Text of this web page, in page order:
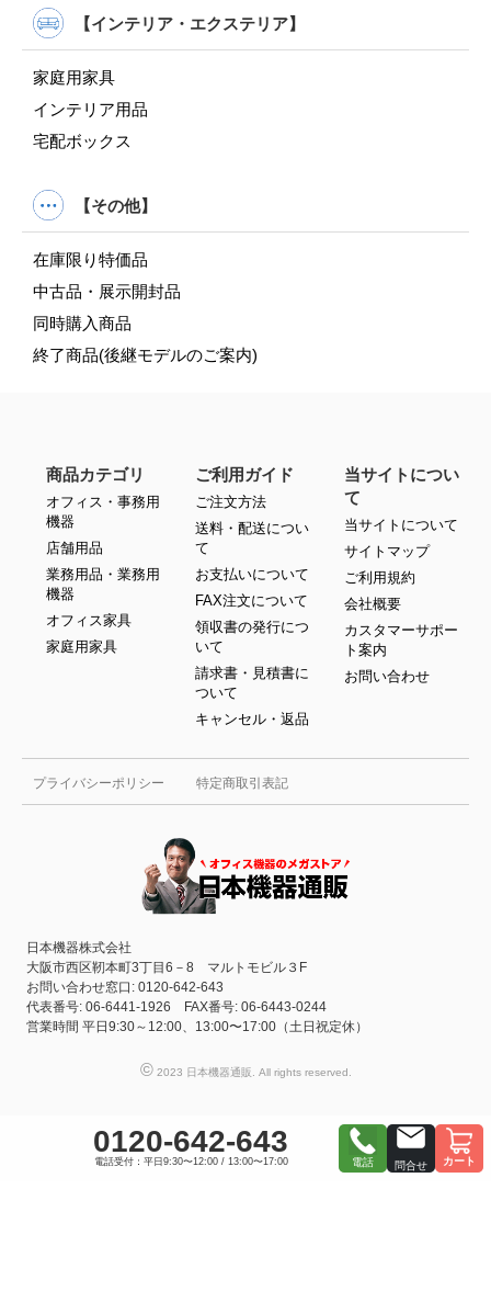
0120-642-643
電話受付：平日9:30〜12:00 / 13:00〜17:00 電話 問合せ カート
【インテリア・エクステリア】
家庭用家具
インテリア用品
宅配ボックス
【その他】
在庫限り特価品
中古品・展示開封品
同時購入商品
終了商品(後継モデルのご案内)
プライバシーポリシー 特定商取引表記
日本機器株式会社
大阪市西区靭本町3丁目6－8 マルトモビル３F
お問い合わせ窓口: 0120-642-643
代表番号: 06-6441-1926 FAX番号: 06-6443-0244
営業時間 平日9:30～12:00、13:00〜17:00（土日祝定休）
商品カテゴリ
オフィス・事務用
機器
店舗用品
業務用品・業務用
機器
オフィス家具
家庭用家具
ご利用ガイド
ご注文方法
送料・配送につい
て
お支払いについて
FAX注文について
領収書の発行につ
いて
請求書・見積書に
ついて
キャンセル・返品
当サイトについ
て
当サイトについて
サイトマップ
ご利用規約
会社概要
カスタマーサポー
ト案内
お問い合わせ
©2023 日本機器通販. All rights reserved.